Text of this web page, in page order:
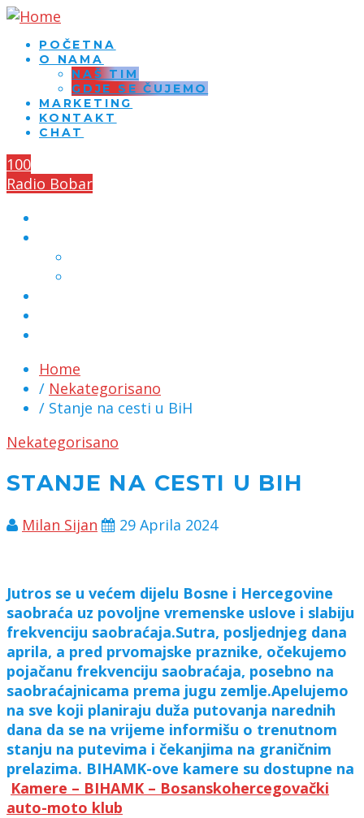
POČETNA
O NAMA
NAŠ TIM
GDJE SE ČUJEMO
MARKETING
KONTAKT
CHAT
100
Radio Bobar
Home
/ Nekategorisano
/ Stanje na cesti u BiH
Nekategorisano
STANJE NA CESTI U BIH
Milan Sijan 29 Aprila 2024
Jutros se u većem dijelu Bosne i Hercegovine
saobraća uz povoljne vremenske uslove i slabiju
frekvenciju saobraćaja.Sutra, posljednjeg dana
aprila, a pred prvomajske praznike, očekujemo
pojačanu frekvenciju saobraćaja, posebno na
saobraćajnicama prema jugu zemlje.Apelujemo
na sve koji planiraju duža putovanja narednih
dana da se na vrijeme informišu o trenutnom
stanju na putevima i čekanjima na graničnim
prelazima. BIHAMK-ove kamere su dostupne na
Kamere – BIHAMK – Bosanskohercegovački
auto-moto klub